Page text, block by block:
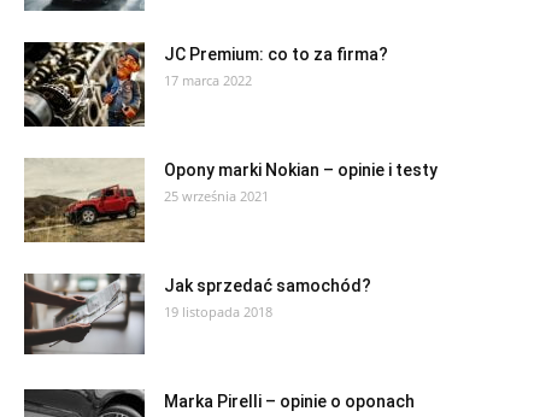
JC Premium: co to za firma?
17 marca 2022
Opony marki Nokian – opinie i testy
25 września 2021
Jak sprzedać samochód?
19 listopada 2018
Marka Pirelli – opinie o oponach